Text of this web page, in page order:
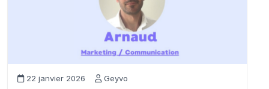
22 janvier 2026 Geyvo